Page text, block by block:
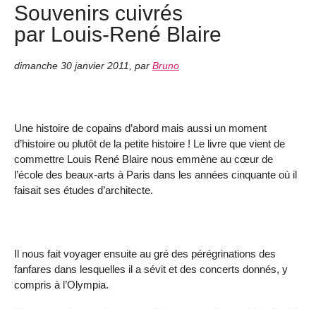
Souvenirs cuivrés
par Louis-René Blaire
dimanche 30 janvier 2011 par Bruno
Une histoire de copains d’abord mais aussi un moment
d’histoire ou plutôt de la petite histoire ! Le livre que vient de
commettre Louis René Blaire nous emmène au cœur de
l’école des beaux-arts à Paris dans les années cinquante où il
faisait ses études d’architecte.
Il nous fait voyager ensuite au gré des pérégrinations des
fanfares dans lesquelles il a sévit et des concerts donnés, y
compris à l’Olympia.